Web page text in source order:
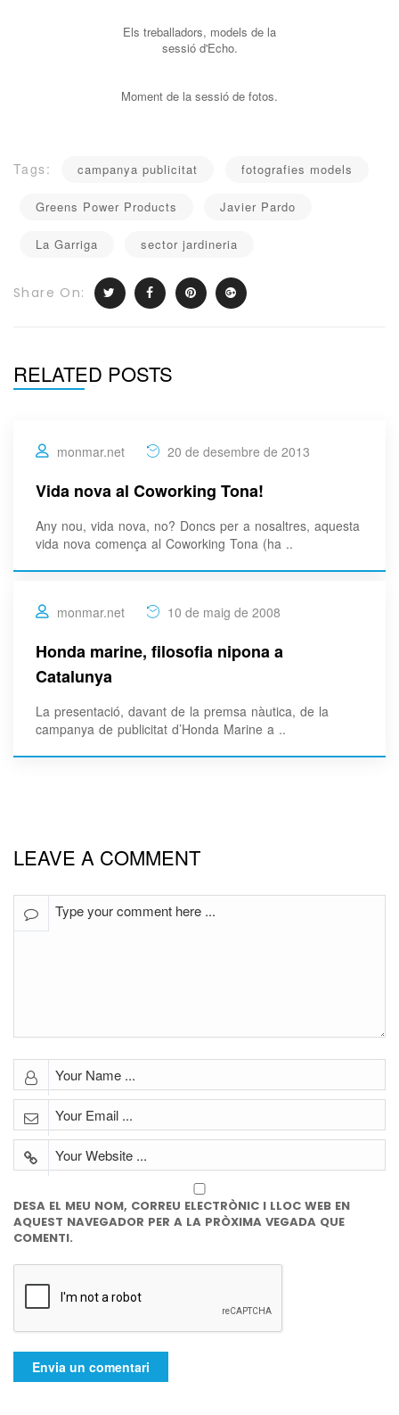
Els treballadors, models de la
sessió d'Echo.
Moment de la sessió de fotos.
Tags: campanya publicitat fotografies models
Greens Power Products Javier Pardo
La Garriga sector jardineria
Share On:
RELATED POSTS
monmar.net 20 de desembre de 2013
Vida nova al Coworking Tona!
Any nou, vida nova, no? Doncs per a nosaltres, aquesta
vida nova comença al Coworking Tona (ha ..
monmar.net 10 de maig de 2008
Honda marine, filosofia nipona a
Catalunya
La presentació, davant de la premsa nàutica, de la
campanya de publicitat d’Honda Marine a ..
LEAVE A COMMENT
DESA EL MEU NOM, CORREU ELECTRÒNIC I LLOC WEB EN
AQUEST NAVEGADOR PER A LA PRÒXIMA VEGADA QUE
COMENTI.